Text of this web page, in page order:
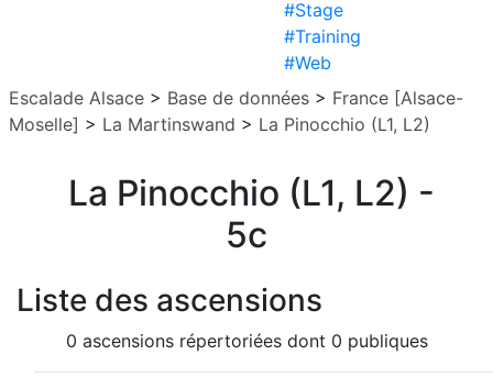
#Stage
#Training
#Web
Escalade Alsace > Base de données > France [Alsace-
Moselle] > La Martinswand > La Pinocchio (L1, L2)
La Pinocchio (L1, L2) -
5c
Liste des ascensions
0 ascensions répertoriées dont 0 publiques